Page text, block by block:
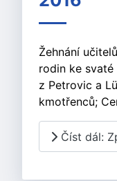
Žehnání
rodin ke
z Petrovic a
kmotřenců;
Číst dál: